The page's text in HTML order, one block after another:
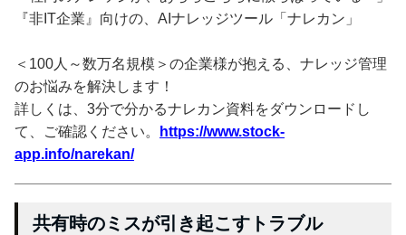
『非IT企業』向けの、AIナレッジツール「ナレカン」
＜100人～数万名規模＞の企業様が抱える、ナレッジ管理
のお悩みを解決します！
詳しくは、3分で分かるナレカン資料をダウンロードし
て、ご確認ください。
https://www.stock-
app.info/narekan/
共有時のミスが引き起こすトラブル